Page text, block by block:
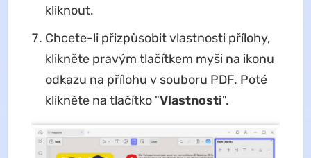
kliknout.
Chcete-li přizpůsobit vlastnosti přílohy,
klikněte pravým tlačítkem myši na ikonu
odkazu na přílohu v souboru PDF. Poté
klikněte na tlačítko "Vlastnosti".